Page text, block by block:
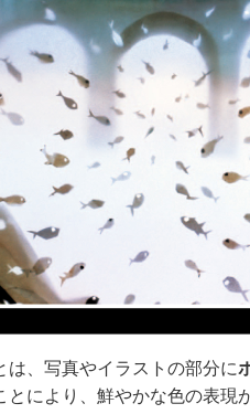
は、写真やイラストの部分に
により、鮮やかな色の表現